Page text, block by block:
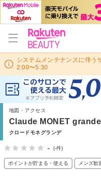
システムメンテナンスに伴う
2:00〜5:30
地図・アクセス
Claude MONET grande
クロードモネグランデ
- (-件)
ポイントが貯まる・使える メンズ歓